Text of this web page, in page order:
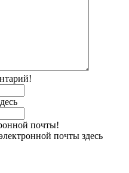
почты!
почты здесь